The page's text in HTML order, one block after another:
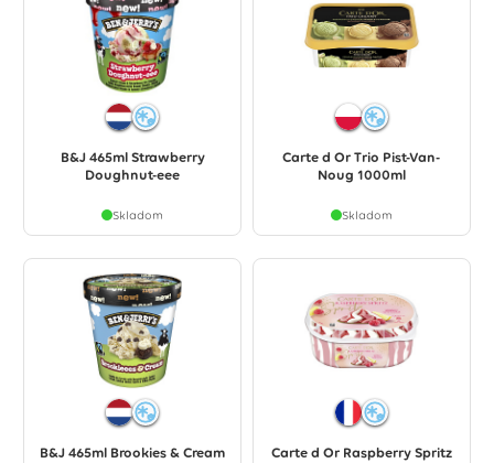
B&J 465ml Strawberry
Doughnut-eee
Skladom
Carte d Or Trio Pist-Van-
Noug 1000ml
Skladom
B&J 465ml Brookies & Cream
Carte d Or Raspberry Spritz